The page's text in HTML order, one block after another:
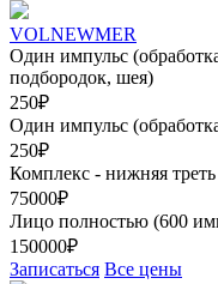
VOLNEWMER
Один импульс
подбородок, шея)
250₽
Один импульс
250₽
Комплекс - нижняя
75000₽
Лицо полностью (600
150000₽
Записаться Все цены